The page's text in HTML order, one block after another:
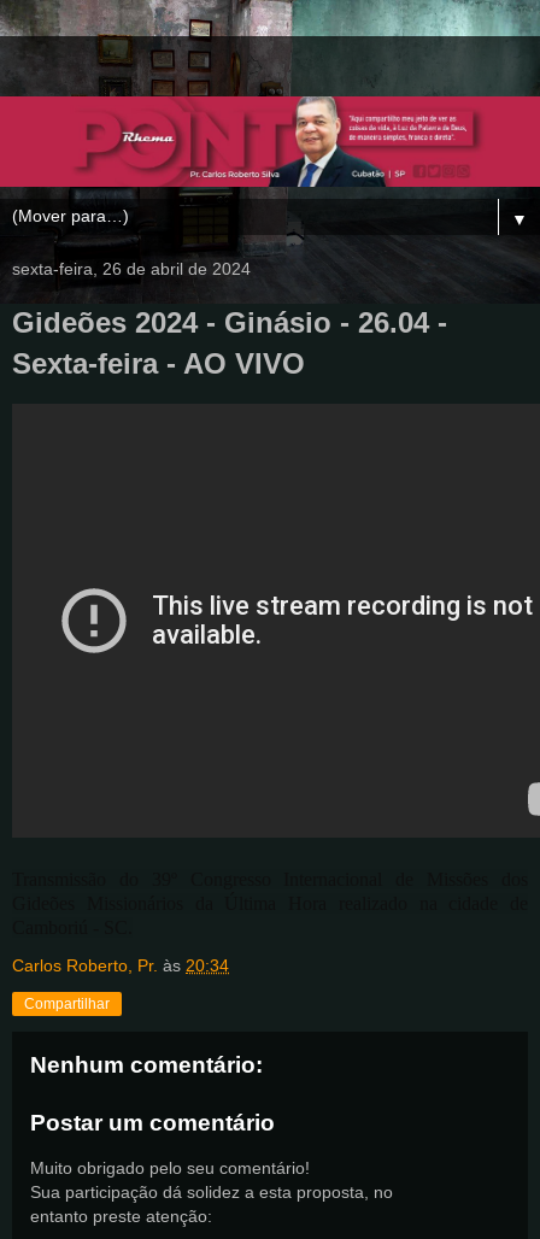
▼
sexta-feira, 26 de abril de 2024
Gideões 2024 - Ginásio - 26.04 -
Sexta-feira - AO VIVO
Carlos Roberto, Pr. às 20:34
Compartilhar
Nenhum comentário:
Postar um comentário
Muito obrigado pelo seu comentário!
Sua participação dá solidez a esta proposta, no
entanto preste atenção: